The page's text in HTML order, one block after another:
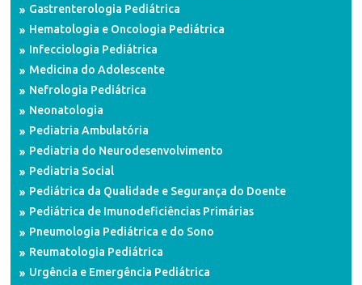
Gastrenterologia Pediátrica
Hematologia e Oncologia Pediátrica
Infecciologia Pediátrica
Medicina do Adolescente
Nefrologia Pediátrica
Neonatologia
Pediatria Ambulatória
Pediatria do Neurodesenvolvimento
Pediatria Social
Pediátrica da Qualidade e Segurança do Doente
Pediátrica de Imunodeficiências Primárias
Pneumologia Pediátrica e do Sono
Reumatologia Pediátrica
Urgência e Emergência Pediátrica